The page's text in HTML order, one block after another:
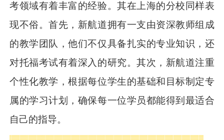
考领域有着丰富的经验。其在上海的分校同样表
现不俗。首先，新航道拥有一支由资深教师组成
的教学团队，他们不仅具备扎实的专业知识，还
对托福考试有着深入的研究。其次，新航道注重
个性化教学，根据每位学生的基础和目标制定专
属的学习计划，确保每一位学员都能得到最适合
自己的指导。